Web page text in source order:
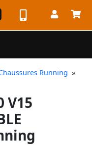
Running »
V15